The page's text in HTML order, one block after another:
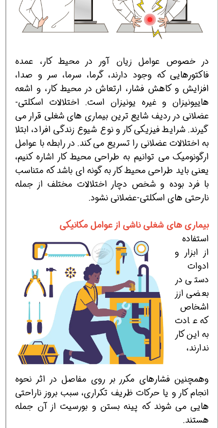
در خصوص عوامل زیان آور در محیط کار، عمده
فاکتورهایی که وجود دارند، گرما، سرما، سر و صدا،
افزایش و کاهش فشار، ارتعاش در محیط کار، و اشعه
هاییونیزان و غیره یونیزان است. اختلالات اسکلتی-
عضلانی در ردیف شایع ترین بیماری های شغلی قرار می
گیرند. شرایط فیزیکی کار و نوع شیوع زندگی افراد، ابتلا
به اختلالات عضلانی را تسریع می کند. در رابطه با عوامل
ارگونومیک می توانیم به طراحی محیط کار اشاره کنیم،
یعنی باید طراحی محیط کار به گونه ای باشد که متناسب
با فرد بوده و شخص دچار اختلالات مختلف از جمله
نارحتی های اسکلتی-عضلانی نشود.
بیماری های شغلی ناشی از عوامل مکانیکی
استفاده
از ابزار و
ادوات
دستی در
بعضی ازز
اشخاص
که عادت
به این کار
ندارند،
وهمچنین فشارهای مکرر بر روی مفاصل در اثر نحوه
انجام کار و یا حرکات ظریف تکراری، سبب بروز ناراحتی
هایی می شوند که پینه بستن و بورسیت از آن جمله
هستند.